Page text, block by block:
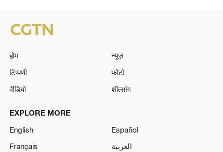
होम
न्यूज़
टिप्पणी
फोटो
वीडियो
शीत्सांग
EXPLORE MORE
English
Español
Français
العربية